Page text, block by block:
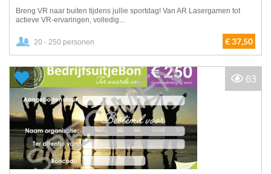
Breng VR naar buiten tijdens jullie sportdag! Van AR Lasergamen tot
actieve VR-ervaringen, volledig...
20 - 250 personen € 37,50
63